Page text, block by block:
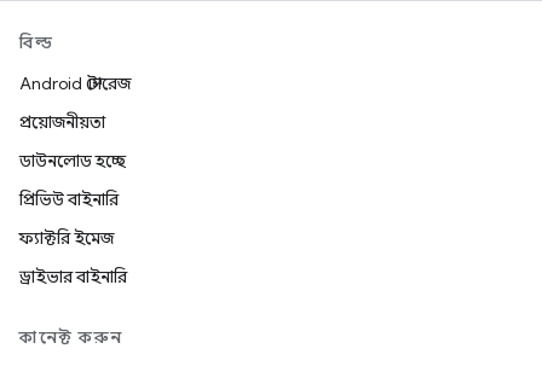
বিল্ড
Android স্টোরেজ
প্রয়োজনীয়তা
ডাউনলোড হচ্ছে
প্রিভিউ বাইনারি
ফ্যাক্টরি ইমেজ
ড্রাইভার বাইনারি
কানেক্ট করুন